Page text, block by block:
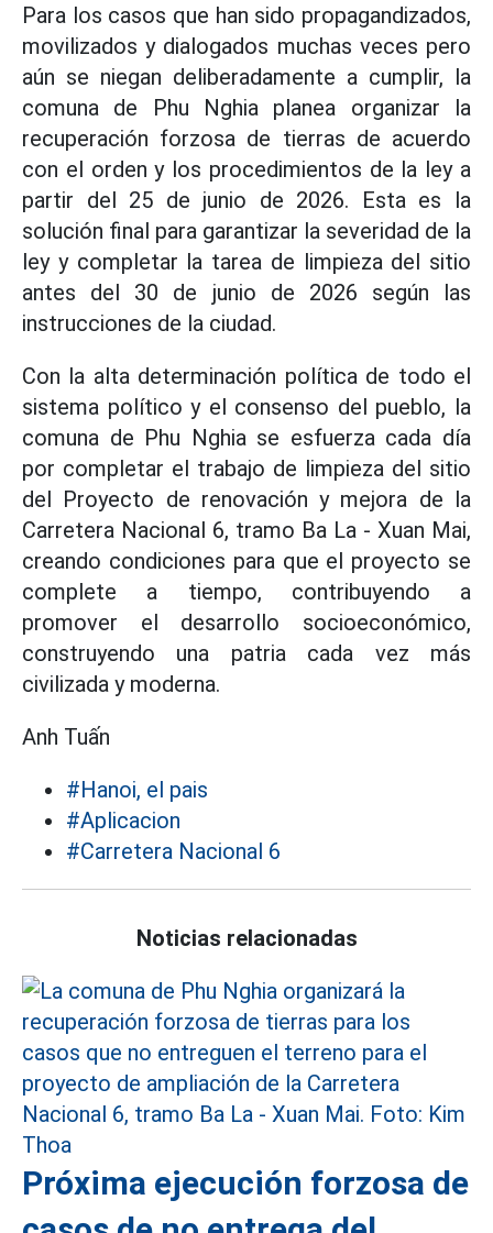
Para los casos que han sido propagandizados,
movilizados y dialogados muchas veces pero
aún se niegan deliberadamente a cumplir, la
comuna de Phu Nghia planea organizar la
recuperación forzosa de tierras de acuerdo
con el orden y los procedimientos de la ley a
partir del 25 de junio de 2026. Esta es la
solución final para garantizar la severidad de la
ley y completar la tarea de limpieza del sitio
antes del 30 de junio de 2026 según las
instrucciones de la ciudad.
Con la alta determinación política de todo el
sistema político y el consenso del pueblo, la
comuna de Phu Nghia se esfuerza cada día
por completar el trabajo de limpieza del sitio
del Proyecto de renovación y mejora de la
Carretera Nacional 6, tramo Ba La - Xuan Mai,
creando condiciones para que el proyecto se
complete a tiempo, contribuyendo a
promover el desarrollo socioeconómico,
construyendo una patria cada vez más
civilizada y moderna.
Anh Tuấn
#Hanoi, el pais
#Aplicacion
#Carretera Nacional 6
Noticias relacionadas
Próxima ejecución forzosa de